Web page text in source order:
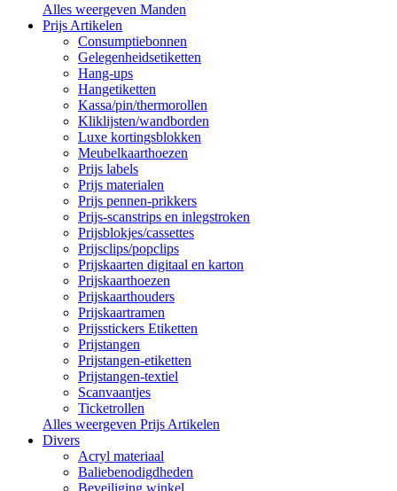
Alles weergeven Manden
Prijs Artikelen
Consumptiebonnen
Gelegenheidsetiketten
Hang-ups
Hangetiketten
Kassa/pin/thermorollen
Kliklijsten/wandborden
Luxe kortingsblokken
Meubelkaarthoezen
Prijs labels
Prijs materialen
Prijs pennen-prikkers
Prijs-scanstrips en inlegstroken
Prijsblokjes/cassettes
Prijsclips/popclips
Prijskaarten digitaal en karton
Prijskaarthoezen
Prijskaarthouders
Prijskaartramen
Prijsstickers Etiketten
Prijstangen
Prijstangen-etiketten
Prijstangen-textiel
Scanvaantjes
Ticketrollen
Alles weergeven Prijs Artikelen
Divers
Acryl materiaal
Baliebenodigdheden
Beveiliging winkel